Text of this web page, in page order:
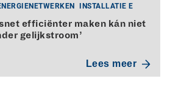
INSTALLATIE E
efficiënter maken kán niet
gelijkstroom’
Lees meer